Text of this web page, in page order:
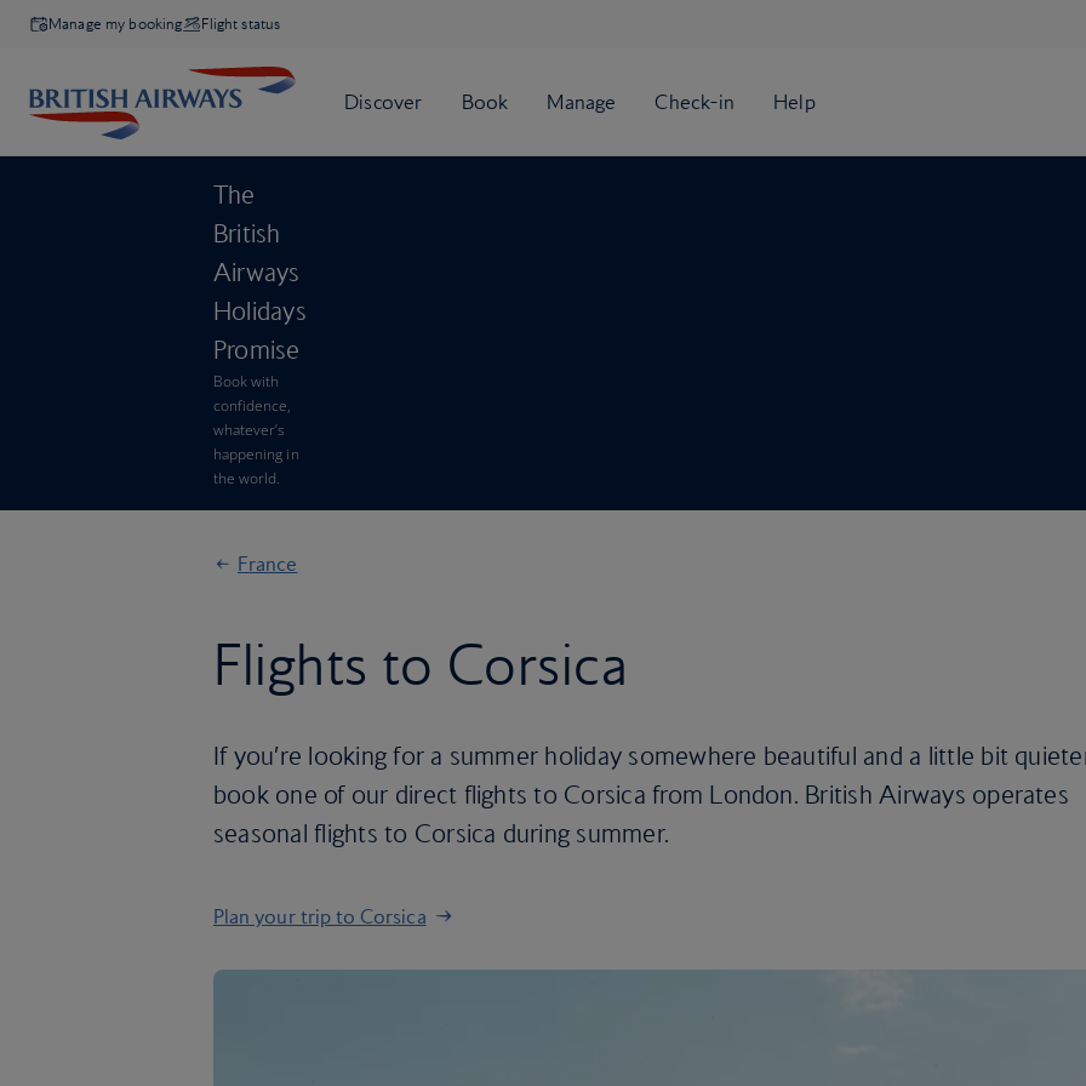
Manage my booking Flight status
The
British
Airways
Holidays
Promise
Book with
confidence,
whatever’s
happening in
the world.
France
Flights to Corsica
If you’re looking for a summer holiday somewhere beautiful and a little bit
book one of our direct flights to Corsica from London. British Airways operates
seasonal flights to Corsica during summer.
Plan your trip to Corsica